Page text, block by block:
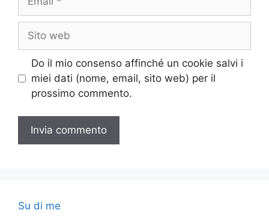
web
Do il mio consenso affinché un cookie salvi i
miei dati (nome, email, sito web) per il
prossimo commento.
Su di me